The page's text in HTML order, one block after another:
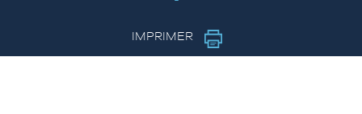
IMPRIMER